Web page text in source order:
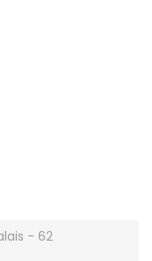
- 62